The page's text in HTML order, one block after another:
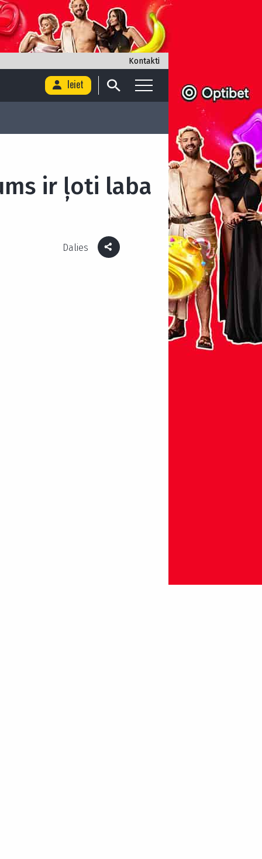
Kontakti
Ieiet
ir ļoti laba
Dalies